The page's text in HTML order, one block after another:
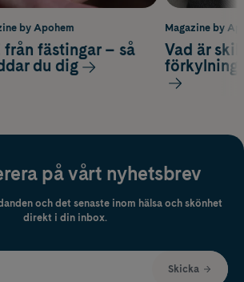
Magazine by
Vad är
förkylning
by Apohem
från fästingar – så
du dig
på vårt nyhetsbrev
och det senaste inom hälsa och skönhet
direkt i din inbox.
Skicka